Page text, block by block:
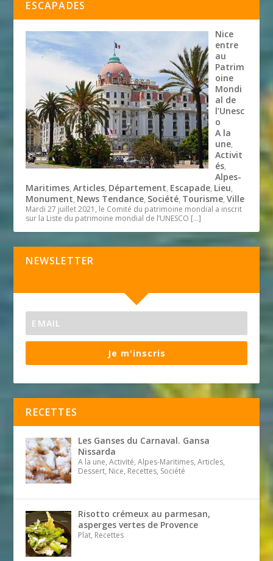
ESCAPADES
Nice
entre
au
Patrim
oine
Mondi
al de
l’Unesc
o
A la
une,
Activit
és,
Alpes-
Maritimes,Articles, Département, Escapade, Lieu,
Monument, News Tendance, Société, Tourisme,Ville
Mardi 27 juillet 2021, le Comité du patrimoine mondial a inscrit
sur la Liste du patrimoine mondial de l’UNESCO […]
NEWSLETTER
Je m'inscris
RECETTES
Les Ganses du Carnaval. Gansa
Nissarda
A la une, Activité, Alpes-Maritimes, Articles,
Dessert, Nice, Recettes, Société
Risotto crémeux au parmesan,
asperges vertes de Provence
Plat, Recettes